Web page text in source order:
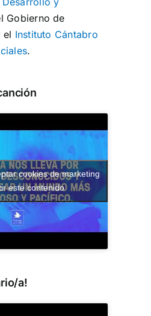
Gobierno de
el Instituto Cántabro
.
cookies de marketing
este contenido
a!